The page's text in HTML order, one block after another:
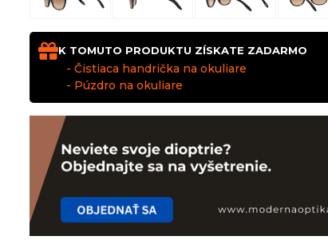
K TOMUTO PRODUKTU ZÍSKATE ZADARMO
- Čistiaca handrička na okuliare
- Púzdro na okuliare